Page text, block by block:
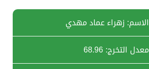
الاسم: زهراء عماد مهدي
معدل التخرج: 68.96